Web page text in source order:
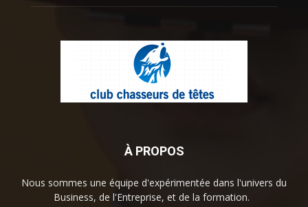
À PROPOS
Nous sommes une équipe d'expérimentée dans l'univers du
Business, de l'Entreprise, et de la formation.